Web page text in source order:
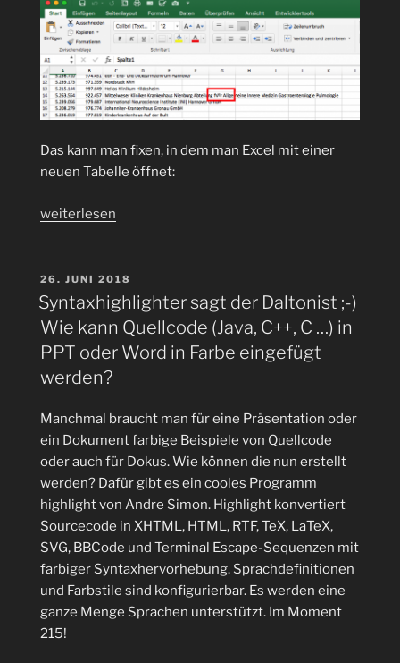
Das kann man fixen, in dem man Excel mit einer
neuen Tabelle öffnet:
„Excel
mit
falschen
Umlauten
2
Minuten
weiterlesen
VERÖFFENTLICHT
AM
26. JUNI 2018
Syntaxhighlighter sagt der Daltonist ;-)
Wie kann Quellcode (Java, C++, C …) in
PPT oder Word in Farbe eingefügt
werden?
Manchmal braucht man für eine Präsentation oder
ein Dokument farbige Beispiele von Quellcode
oder auch für Dokus. Wie können die nun erstellt
werden? Dafür gibt es ein cooles Programm
highlight von Andre Simon. Highlight konvertiert
Sourcecode in XHTML, HTML, RTF, TeX, LaTeX,
SVG, BBCode und Terminal Escape-Sequenzen mit
farbiger Syntaxhervorhebung. Sprachdefinitionen
und Farbstile sind konfigurierbar. Es werden eine
ganze Menge Sprachen unterstützt. Im Moment
215!